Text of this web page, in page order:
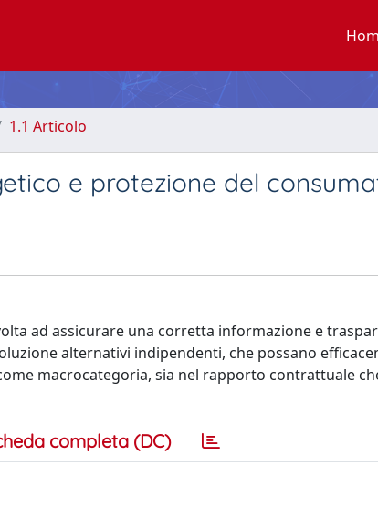
1.1 Articolo
e protezione del
ad assicurare una corretta informazione e
alternativi indipendenti, che possano
macrocategoria, sia nel rapporto contrattuale
completa (DC)